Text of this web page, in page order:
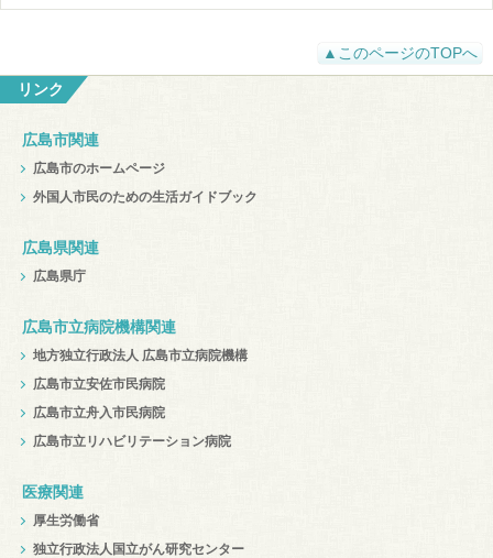
▲このページのTOPへ
リンク
広島市関連
広島市のホームページ
外国人市民のための生活ガイドブック
広島県関連
広島県庁
広島市立病院機構関連
地方独立行政法人 広島市立病院機構
広島市立安佐市民病院
広島市立舟入市民病院
広島市立リハビリテーション病院
医療関連
厚生労働省
独立行政法人国立がん研究センター